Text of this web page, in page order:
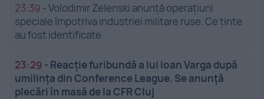
23:39 -Volodimir Zelenski anunță operațiuni
speciale împotriva industriei militare ruse. Ce ținte
au fost identificate
23:29 - Reacție furibundă a lui Ioan Varga după
umilința din Conference League. Se anunță
plecări în masă de la CFR Cluj